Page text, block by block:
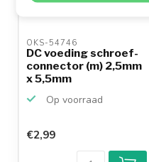
OKS-54746
DC voeding schroef-
connector (m) 2,5mm
x 5,5mm
Op voorraad
€2,99